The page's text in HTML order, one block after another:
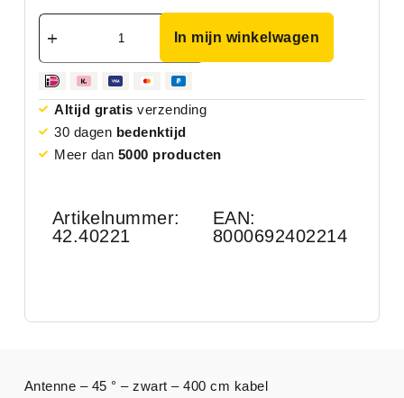
In mijn winkelwagen
Altijd gratis verzending
30 dagen bedenktijd
Meer dan 5000 producten
Artikelnummer:
42.40221
EAN:
8000692402214
Antenne – 45 ° – zwart – 400 cm kabel